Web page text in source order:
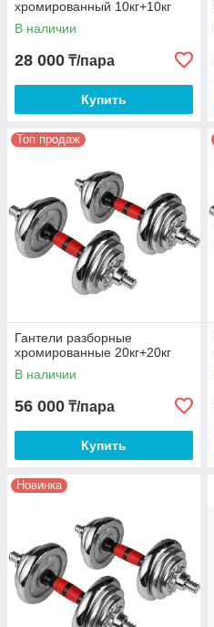
хромированный 10кг+10кг
В наличии
28 000 ₸/пара
Купить
Топ продаж
Гантели разборные
хромированные 20кг+20кг
В наличии
56 000 ₸/пара
Купить
Новинка